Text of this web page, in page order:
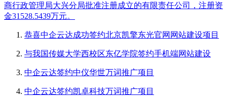
商行政管理局大兴分局批准注册成立的有限责任公司，注册资
金31528.5439万元。
恭喜中企云达成功签约北京凯擎东光官网网站建设项目
与我国传媒大学西校区东亿学院签约手机端网站建设
中企云达签约中仪华世万词推广项目
中企云达签约凯卓科技万词推广项目